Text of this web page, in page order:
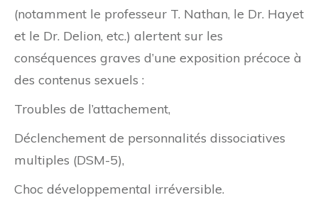
(notamment le professeur T. Nathan, le Dr. Hayet
et le Dr. Delion, etc.) alertent sur les
conséquences graves d’une exposition précoce à
des contenus sexuels :
Troubles de l’attachement,
Déclenchement de personnalités dissociatives
multiples (DSM-5),
Choc développemental irréversible.